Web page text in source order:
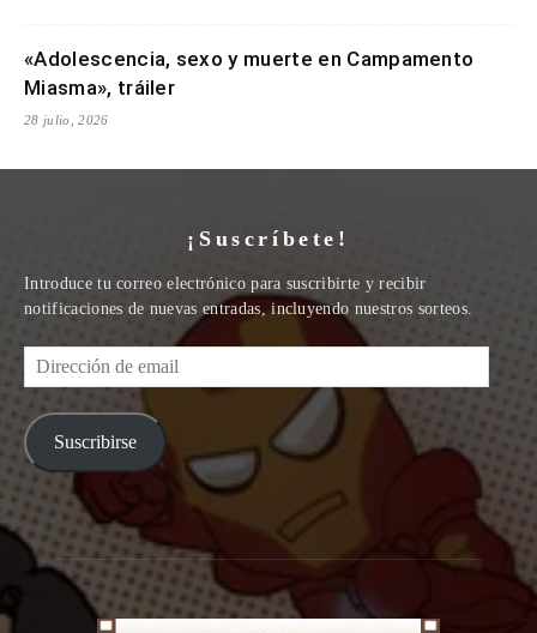
«Adolescencia, sexo y muerte en Campamento
Miasma», tráiler
28 julio, 2026
¡Suscríbete!
Introduce tu correo electrónico para suscribirte y recibir
notificaciones de nuevas entradas, incluyendo nuestros sorteos.
Dirección
de
email
Suscribirse